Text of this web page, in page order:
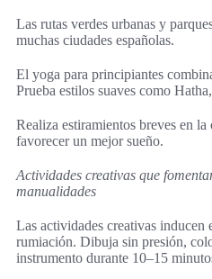
Las rutas verdes urbanas y
muchas ciudades españolas.
El yoga para principiantes
Prueba estilos suaves como
Realiza estiramientos breves en
favorecer un mejor sueño.
Actividades creativas que
manualidades
Las actividades creativas inducen
rumiación. Dibuja sin presión,
instrumento durante 10–15